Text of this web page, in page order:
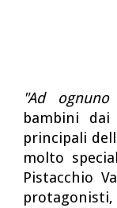
"Ad
bambini
principali
molto
Pistacchio